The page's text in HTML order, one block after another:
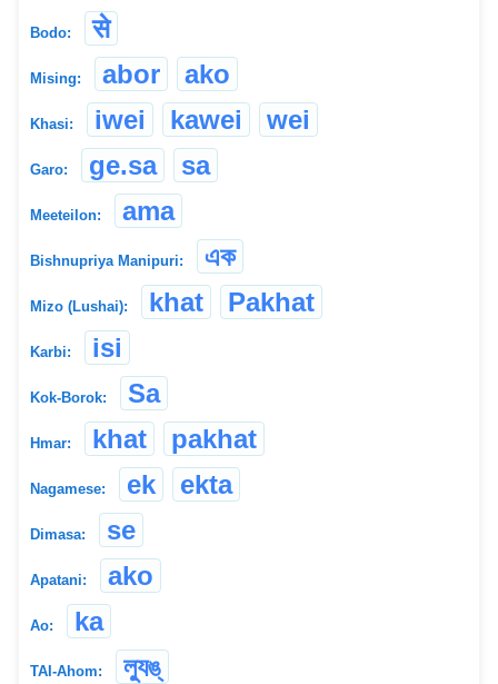
Bodo: से
Mising: abor ako
Khasi: iwei kawei wei
Garo: ge.sa sa
Meeteilon: ama
Bishnupriya Manipuri: এক
Mizo (Lushai): khat Pakhat
Karbi: isi
Kok-Borok: Sa
Hmar: khat pakhat
Nagamese: ek ekta
Dimasa: se
Apatani: ako
Ao: ka
TAI-Ahom: ল্যুঙ্